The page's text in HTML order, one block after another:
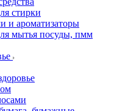
стирки
и ароматизаторы
мытья посуды, пмм